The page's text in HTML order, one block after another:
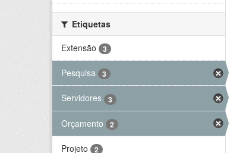
Etiquetas
Extensão
3
Pesquisa 3
Servidores 3
Orçamento 2
Projeto 2